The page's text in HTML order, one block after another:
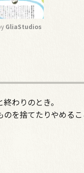
t
GliaStudios
わりのとき。
のを捨てたりやめる